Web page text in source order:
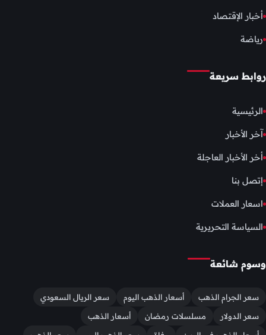
أخبار الإقتصاد
رياضة
روابط سريعة
الرئيسية
آخر الأخبار
أخر الأخبار العاجلة
إتصل بنا
اسعار العملات
السياسة التحريرية
وسوم شائعة
سعر الجرام الذهب أسعار الذهب اليوم
سعر الريال السعودي
سعر الدولار
مسلسلات رمضان
أسعار الذهب